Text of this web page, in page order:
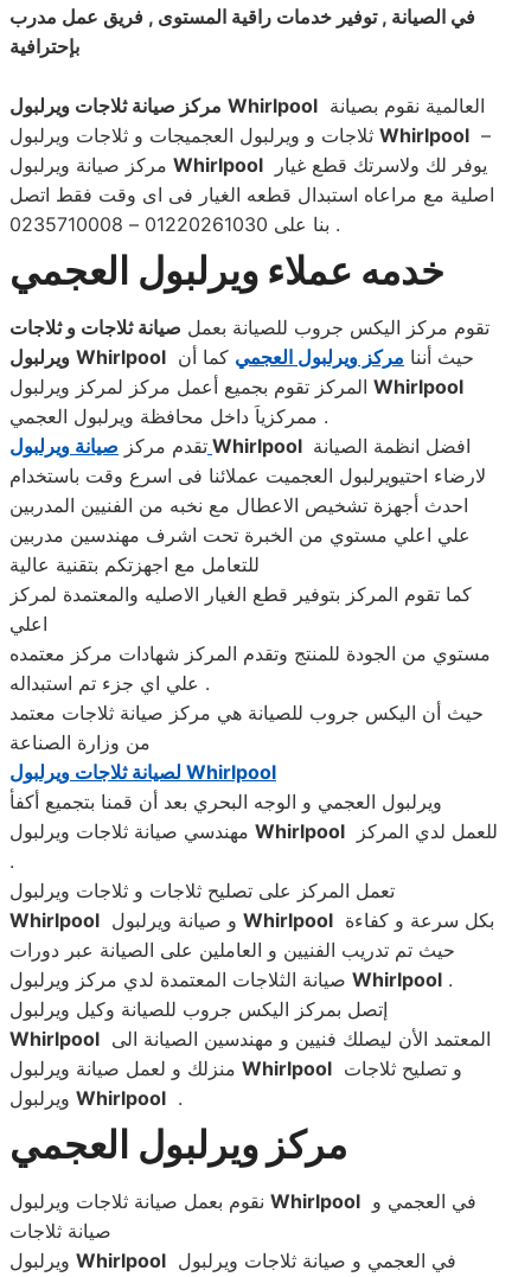
في الصيانة , توفير خدمات راقية المستوى , فريق عمل مدرب
بإحترافية
مركز صيانة ثلاجات ويرلبول Whirlpool
Whirlpool –
Whirlpool
اصلية مع مراعاه استبدال قطعه الغيار فى اى وقت فقط اتصل
بنا على 01220261030 – 0235710008 .
خدمه عملاء ويرلبول العجمي
تقوم مركز اليكس جروب للصيانة بعمل صيانة ثلاجات و ثلاجات
ويرلبول Whirlpool حيث أننا مركز ويرلبول العجمي كما أن
Whirlpool
ممركزياَ داخل محافظة ويرلبول العجمي .
تقدم مركز Whirlpool
لارضاء احتيويرلبول العجميت عملائنا فى اسرع وقت باستخدام
احدث أجهزة تشخيص الاعطال مع نخبه من الفنيين المدربين
علي اعلي مستوي من الخبرة تحت اشرف مهندسين مدربين
للتعامل مع اجهزتكم بتقنية عالية
كما تقوم المركز بتوفير قطع الغيار الاصليه والمعتمدة لمركز
اعلي
مستوي من الجودة للمنتج وتقدم المركز شهادات مركز معتمده
علي اي جزء تم استبداله .
حيث أن اليكس جروب للصيانة هي مركز صيانة ثلاجات معتمد
من وزارة الصناعة
Whirlpool
ويرلبول العجمي و الوجه البحري بعد أن قمنا بتجميع أكفأ
Whirlpool
.
تعمل المركز على تصليح ثلاجات و ثلاجات ويرلبول
Whirlpool
Whirlpool
حيث تم تدريب الفنيين و العاملين على الصيانة عبر دورات
Whirlpool .
إتصل بمركز اليكس جروب للصيانة وكيل ويرلبول
Whirlpool
Whirlpool
Whirlpool .
مركز ويرلبول العجمي
Whirlpool
صيانة ثلاجات
Whirlpool في العجمي و صيانة ثلاجات ويرلبول